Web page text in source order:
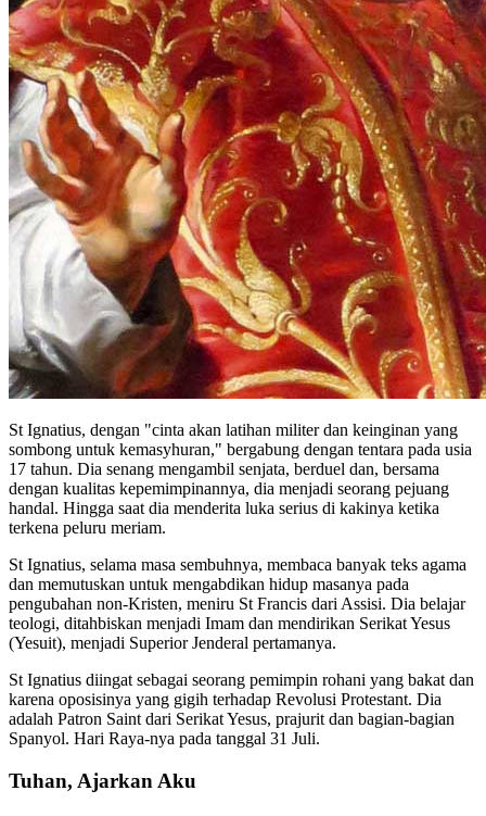
St Ignatius, dengan "cinta akan latihan militer dan keinginan yang
sombong untuk kemasyhuran," bergabung dengan tentara pada usia
17 tahun. Dia senang mengambil senjata, berduel dan, bersama
dengan kualitas kepemimpinannya, dia menjadi seorang pejuang
handal. Hingga saat dia menderita luka serius di kakinya ketika
terkena peluru meriam.
St Ignatius, selama masa sembuhnya, membaca banyak teks agama
dan memutuskan untuk mengabdikan hidup masanya pada
pengubahan non-Kristen, meniru St Francis dari Assisi. Dia belajar
teologi, ditahbiskan menjadi Imam dan mendirikan Serikat Yesus
(Yesuit), menjadi Superior Jenderal pertamanya.
St Ignatius diingat sebagai seorang pemimpin rohani yang bakat dan
karena oposisinya yang gigih terhadap Revolusi Protestant. Dia
adalah Patron Saint dari Serikat Yesus, prajurit dan bagian-bagian
Spanyol. Hari Raya-nya pada tanggal 31 Juli.
Tuhan, Ajarkan Aku